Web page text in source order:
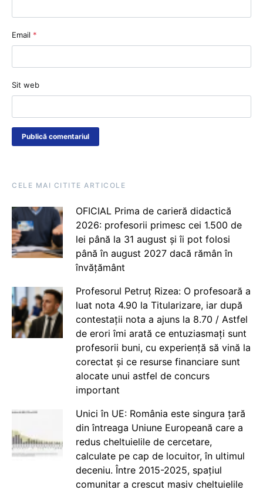
Email *
Sit web
CELE MAI CITITE ARTICOLE
OFICIAL Prima de carieră didactică
2026: profesorii primesc cei 1.500 de
lei până la 31 august și îi pot folosi
până în august 2027 dacă rămân în
învățământ
Profesorul Petruț Rizea: O profesoară a
luat nota 4.90 la Titularizare, iar după
contestații nota a ajuns la 8.70 / Astfel
de erori îmi arată ce entuziasmați sunt
profesorii buni, cu experiență să vină la
corectat și ce resurse financiare sunt
alocate unui astfel de concurs
important
Unici în UE: România este singura țară
din întreaga Uniune Europeană care a
redus cheltuielile de cercetare,
calculate pe cap de locuitor, în ultimul
deceniu. Între 2015-2025, spațiul
comunitar a crescut masiv cheltuielile